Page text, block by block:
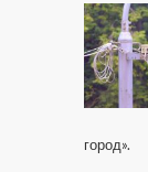
город».